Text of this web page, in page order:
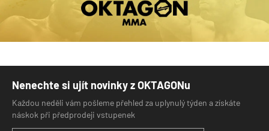
Nenechte si ujít novinky z OKTAGONu
Každou neděli vám pošleme přehled za uplynulý týden a získáte
náskok při předprodeji vstupenek